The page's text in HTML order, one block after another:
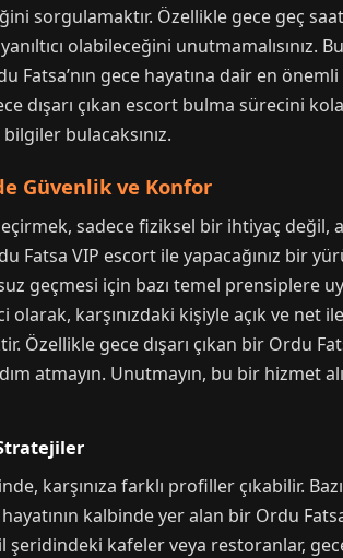
sorgulamaktır. Özellikle gece geç
olabileceğini
gece hayatına dair en
dışarı çıkan escort bulma sürecini
bulacaksınız.
Güvenlik ve Konfor
sadece fiziksel bir ihtiyaç değil,
Fatsa VIP escort ile yapacağınız bir
geçmesi için bazı temel prensiplere
karşınızdaki kişiyle açık ve
Özellikle gece dışarı çıkan bir Ordu
atmayın. Unutmayın, bu bir hizmet
karşınıza farklı profiller çıkabilir.
kalbinde yer alan bir Ordu
şeridindeki kafeler veya restoranlar,